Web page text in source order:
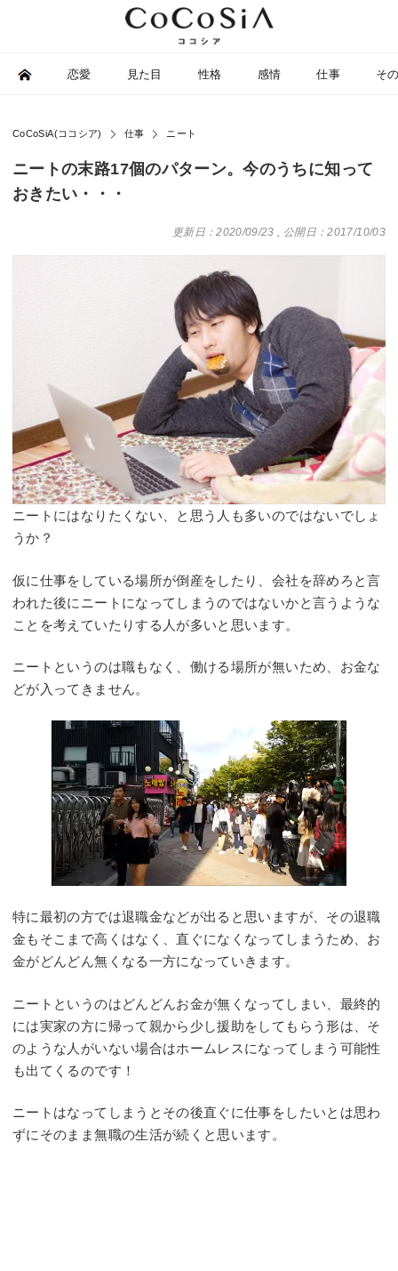
恋愛 見た目 性格 感情 仕事 そ
CoCoSiA(ココシア) 仕事 ニート
ニートの末路17個のパターン。今のうちに知って
おきたい・・・
更新日：2020/09/23 , 公開日：2017/10/03
ニートにはなりたくない、と思う人も多いのではないでしょ
うか？
仮に仕事をしている場所が倒産をしたり、会社を辞めろと言
われた後にニートになってしまうのではないかと言うような
ことを考えていたりする人が多いと思います。
ニートというのは職もなく、働ける場所が無いため、お金な
どが入ってきません。
特に最初の方では退職金などが出ると思いますが、その退職
金もそこまで高くはなく、直ぐになくなってしまうため、お
金がどんどん無くなる一方になっていきます。
ニートというのはどんどんお金が無くなってしまい、最終的
には実家の方に帰って親から少し援助をしてもらう形は、そ
のような人がいない場合はホームレスになってしまう可能性
も出てくるのです！
ニートはなってしまうとその後直ぐに仕事をしたいとは思わ
ずにそのまま無職の生活が続くと思います。